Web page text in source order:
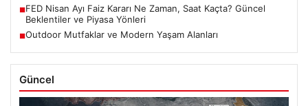
■FED Nisan Ayı Faiz Kararı Ne Zaman, Saat Kaçta? Güncel
Beklentiler ve Piyasa Yönleri
■Outdoor Mutfaklar ve Modern Yaşam Alanları
Güncel